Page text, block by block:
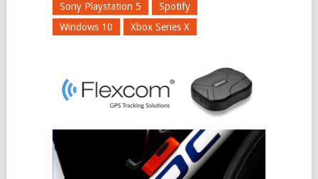
Sony Playstation 5
Spotify
Windows 10
Xbox Series X